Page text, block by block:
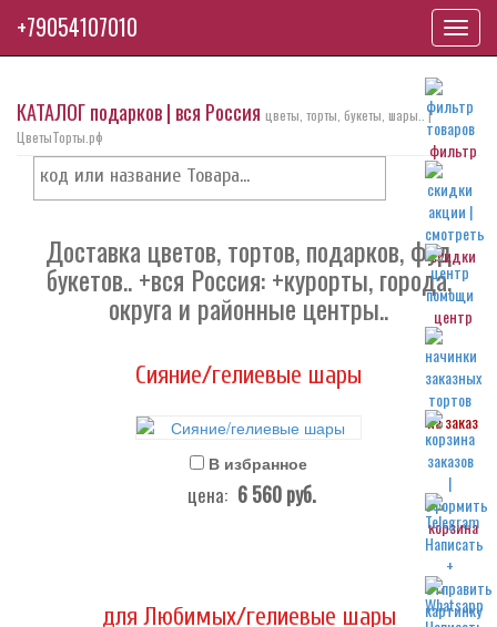
фильтр
скидки
центр
на заказ
корзина
КАТАЛОГ подарков | вся Россия цветы, торты, букеты, шары.. |
ЦветыТорты.рф
Доставка цветов, тортов, подарков, фуд
букетов.. +вся Россия: +курорты, города,
округа и районные центры..
Сияние/гелиевые шары
В избранное
цена: 6 560руб.
для Любимых/гелиевые шары
+79054107010